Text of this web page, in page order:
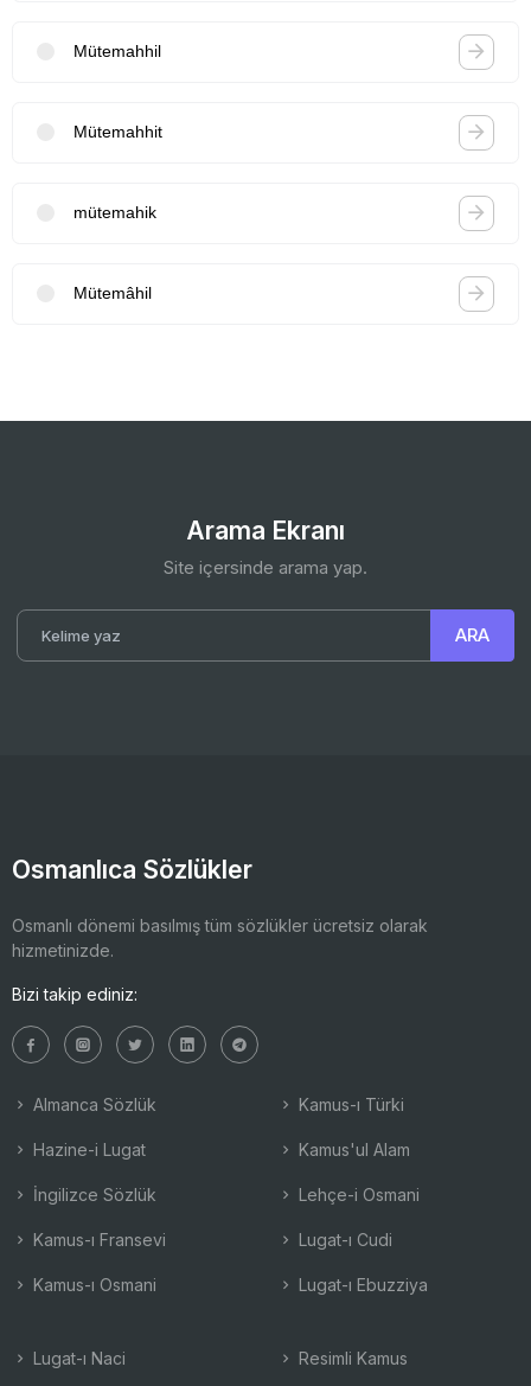
Mütemahhil
Mütemahhit
mütemahik
Mütemâhil
Arama Ekranı
Site içersinde arama yap.
Osmanlıca Sözlükler
Osmanlı dönemi basılmış tüm sözlükler ücretsiz olarak
hizmetinizde.
Bizi takip ediniz:
Almanca Sözlük
Hazine-i Lugat
İngilizce Sözlük
Kamus-ı Fransevi
Kamus-ı Osmani
Kamus-ı Türki
Kamus'ul Alam
Lehçe-i Osmani
Lugat-ı Cudi
Lugat-ı Ebuzziya
Lugat-ı Naci Resimli Kamus